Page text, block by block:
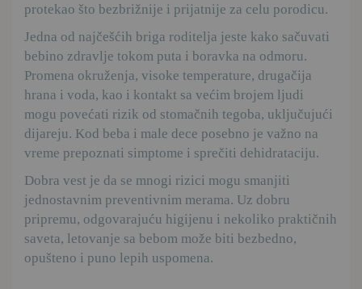
protekao što bezbrižnije i prijatnije za celu porodicu.
Jedna od najčešćih briga roditelja jeste kako sačuvati
bebino zdravlje tokom puta i boravka na odmoru.
Promena okruženja, visoke temperature, drugačija
hrana i voda, kao i kontakt sa većim brojem ljudi
mogu povećati rizik od stomačnih tegoba, uključujući
dijareju. Kod beba i male dece posebno je važno na
vreme prepoznati simptome i sprečiti dehidrataciju.
Dobra vest je da se mnogi rizici mogu smanjiti
jednostavnim preventivnim merama. Uz dobru
pripremu, odgovarajuću higijenu i nekoliko praktičnih
saveta, letovanje sa bebom može biti bezbedno,
opušteno i puno lepih uspomena.